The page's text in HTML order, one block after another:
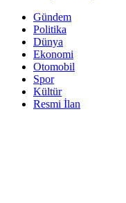
Gündem
Politika
Dünya
Ekonomi
Otomobil
Spor
Kültür
Resmi İlan